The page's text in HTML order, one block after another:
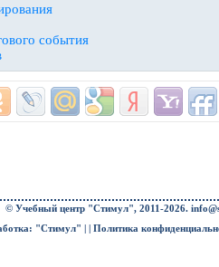
события
© Учебный центр "Стимул", 2011-2026.
"Стимул" | | Политика